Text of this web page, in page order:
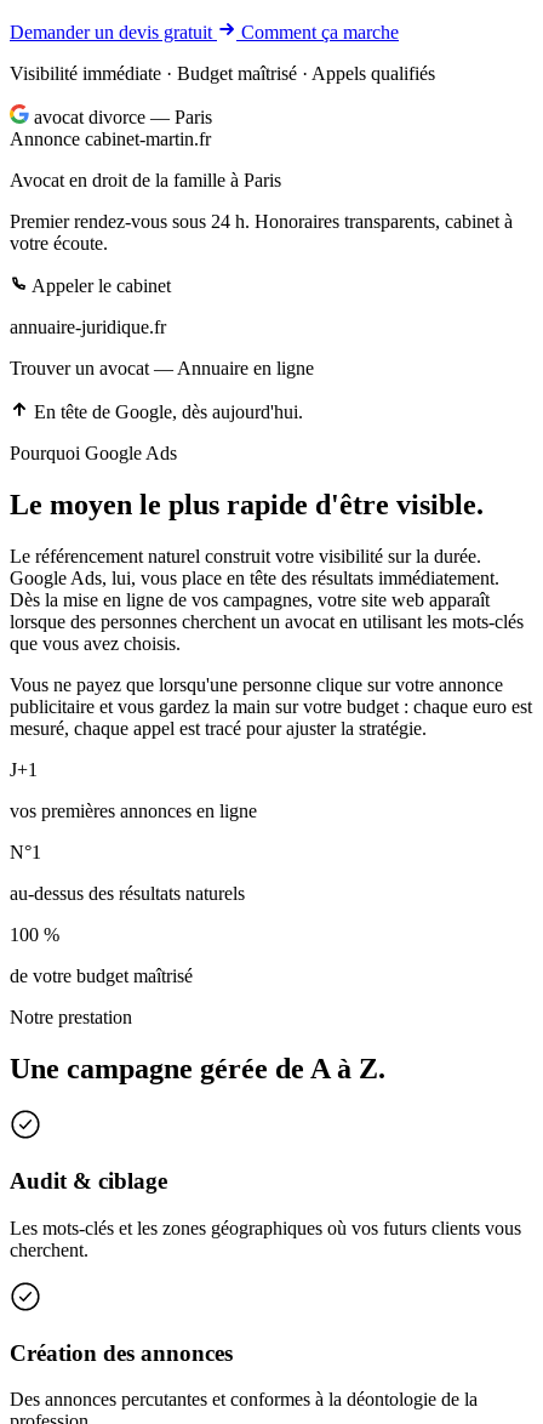
Demander un devis gratuit
Comment ça marche
Visibilité immédiate · Budget maîtrisé · Appels qualifiés
avocat divorce — Paris
Annonce cabinet-martin.fr
Avocat en droit de la famille à Paris
Premier rendez-vous sous 24 h. Honoraires transparents, cabinet à
votre écoute.
Appeler le cabinet
annuaire-juridique.fr
Trouver un avocat — Annuaire en ligne
En tête de Google, dès aujourd'hui.
Pourquoi Google Ads
Le moyen le plus rapide d'être visible.
Le référencement naturel construit votre visibilité sur la durée.
Google Ads, lui, vous place en tête des résultats immédiatement.
Dès la mise en ligne de vos campagnes, votre site web apparaît
lorsque des personnes cherchent un avocat en utilisant les mots-clés
que vous avez choisis.
Vous ne payez que lorsqu'une personne clique sur votre annonce
publicitaire et vous gardez la main sur votre budget : chaque euro est
mesuré, chaque appel est tracé pour ajuster la stratégie.
J+1
vos premières annonces en ligne
N°1
au-dessus des résultats naturels
100 %
de votre budget maîtrisé
Notre prestation
Une campagne gérée de A à Z.
Audit & ciblage
Les mots-clés et les zones géographiques où vos futurs clients vous
cherchent.
Création des annonces
Des annonces percutantes et conformes à la déontologie de la